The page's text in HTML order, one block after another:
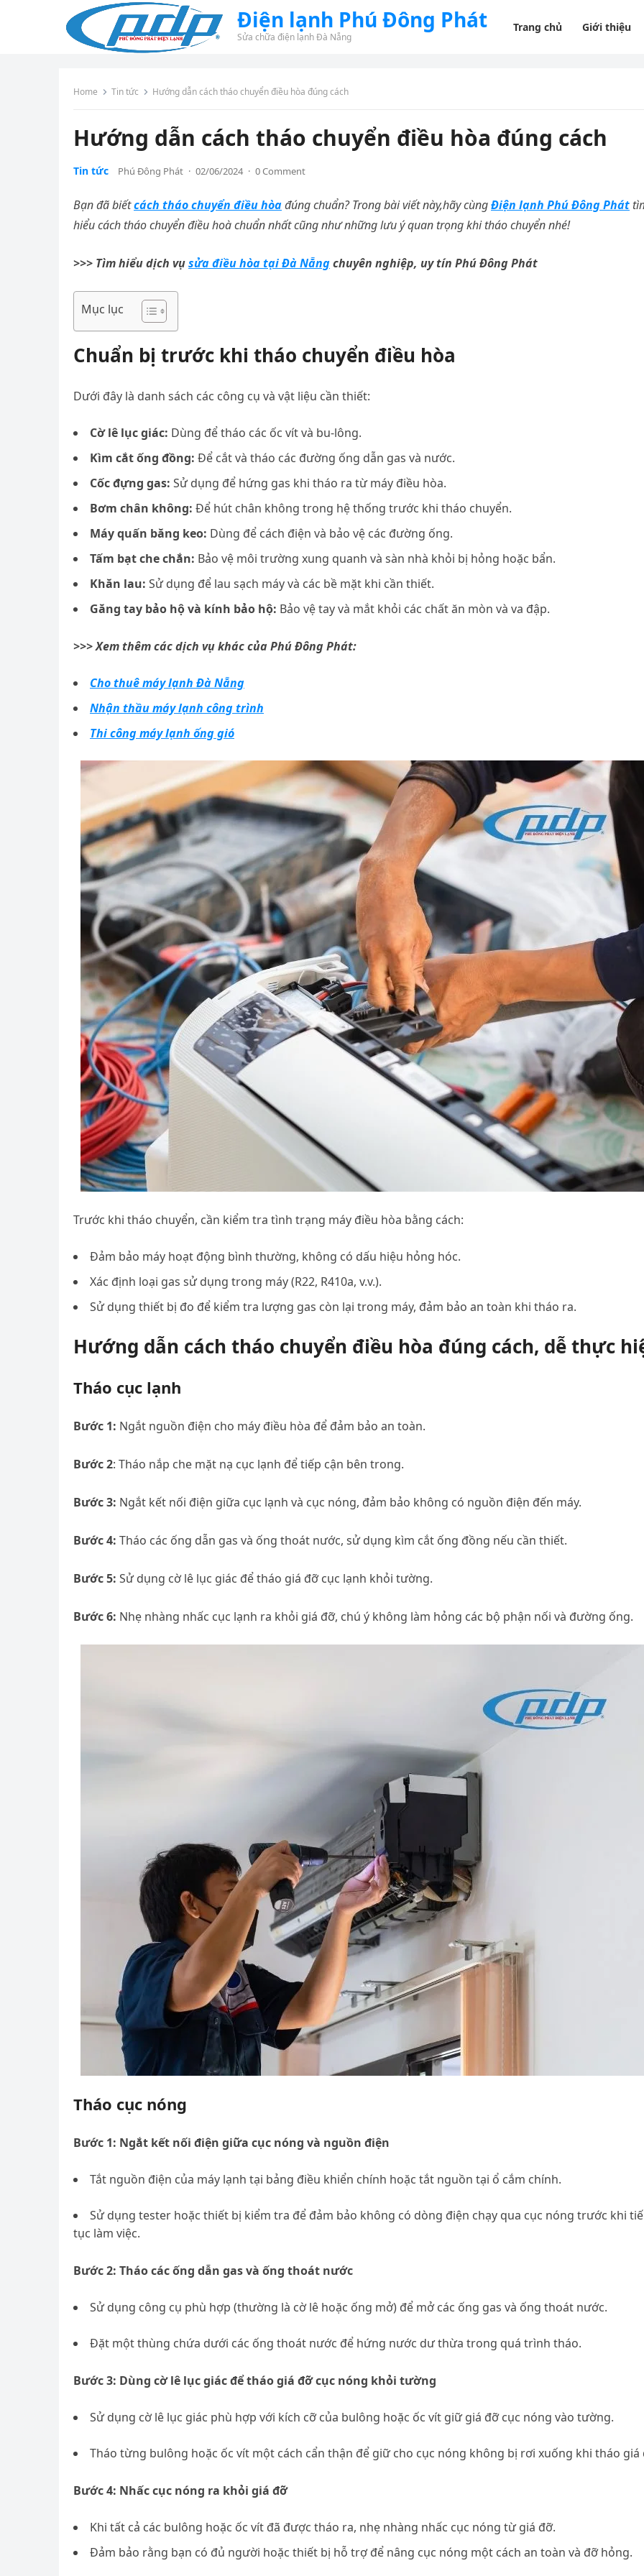
Điện lạnh Phú Đông Phát
Sửa chữa điện lạnh Đà Nẵng
Trang chủ Giới thiệu
Home Tin tức Hướng dẫn cách tháo chuyển điều hòa đúng cách
Hướng dẫn cách tháo chuyển điều hòa đúng cách
Tin tức Phú Đông Phát · 02/06/2024 · 0 Comment
Bạn đã biếtcách tháo chuyển điều hòađúng chuẩn? Trong bài viết này,hãy cùngĐiện lạnh Phú Đông Phát
hiểu cách tháo chuyển điều hoà chuẩn nhất cũng như những lưu ý quan trọng khi tháo chuyển nhé!
>>> Tìm hiểu dịch vụsửa điều hòa tại Đà Nẵngchuyên nghiệp, uy tín Phú Đông Phát
Mục lục
Chuẩn bị trước khi tháo chuyển điều hòa
Dưới đây là danh sách các công cụ và vật liệu cần thiết:
Cờ lê lục giác: Dùng để tháo các ốc vít và bu-lông.
Kìm cắt ống đồng: Để cắt và tháo các đường ống dẫn gas và nước.
Cốc đựng gas: Sử dụng để hứng gas khi tháo ra từ máy điều hòa.
Bơm chân không: Để hút chân không trong hệ thống trước khi tháo chuyển.
Máy quấn băng keo: Dùng để cách điện và bảo vệ các đường ống.
Tấm bạt che chắn: Bảo vệ môi trường xung quanh và sàn nhà khỏi bị hỏng hoặc bẩn.
Khăn lau: Sử dụng để lau sạch máy và các bề mặt khi cần thiết.
Găng tay bảo hộ và kính bảo hộ: Bảo vệ tay và mắt khỏi các chất ăn mòn và va đập.
>>> Xem thêm các dịch vụ khác của Phú Đông Phát:
Cho thuê máy lạnh Đà Nẵng
Nhận thầu máy lạnh công trình
Thi công máy lạnh ống gió
Trước khi tháo chuyển, cần kiểm tra tình trạng máy điều hòa bằng cách:
Đảm bảo máy hoạt động bình thường, không có dấu hiệu hỏng hóc.
Xác định loại gas sử dụng trong máy (R22, R410a, v.v.).
Sử dụng thiết bị đo để kiểm tra lượng gas còn lại trong máy, đảm bảo an toàn khi tháo ra.
Hướng dẫn cách tháo chuyển điều hòa đúng cách, dễ thực
Tháo cục lạnh
Bước 1: Ngắt nguồn điện cho máy điều hòa để đảm bảo an toàn.
Bước 2: Tháo nắp che mặt nạ cục lạnh để tiếp cận bên trong.
Bước 3: Ngắt kết nối điện giữa cục lạnh và cục nóng, đảm bảo không có nguồn điện đến máy.
Bước 4: Tháo các ống dẫn gas và ống thoát nước, sử dụng kìm cắt ống đồng nếu cần thiết.
Bước 5: Sử dụng cờ lê lục giác để tháo giá đỡ cục lạnh khỏi tường.
Bước 6: Nhẹ nhàng nhấc cục lạnh ra khỏi giá đỡ, chú ý không làm hỏng các bộ phận nối và đường ống.
Tháo cục nóng
Bước 1: Ngắt kết nối điện giữa cục nóng và nguồn điện
Tắt nguồn điện của máy lạnh tại bảng điều khiển chính hoặc tắt nguồn tại ổ cắm chính.
Sử dụng tester hoặc thiết bị kiểm tra để đảm bảo không có dòng điện chạy qua cục nóng trước khi
tục làm việc.
Bước 2: Tháo các ống dẫn gas và ống thoát nước
Sử dụng công cụ phù hợp (thường là cờ lê hoặc ống mở) để mở các ống gas và ống thoát nước.
Đặt một thùng chứa dưới các ống thoát nước để hứng nước dư thừa trong quá trình tháo.
Bước 3: Dùng cờ lê lục giác để tháo giá đỡ cục nóng khỏi tường
Sử dụng cờ lê lục giác phù hợp với kích cỡ của bulông hoặc ốc vít giữ giá đỡ cục nóng vào tường.
Tháo từng bulông hoặc ốc vít một cách cẩn thận để giữ cho cục nóng không bị rơi xuống khi tháo giá
Bước 4: Nhấc cục nóng ra khỏi giá đỡ
Khi tất cả các bulông hoặc ốc vít đã được tháo ra, nhẹ nhàng nhấc cục nóng từ giá đỡ.
Đảm bảo rằng bạn có đủ người hoặc thiết bị hỗ trợ để nâng cục nóng một cách an toàn và đỡ hỏng.